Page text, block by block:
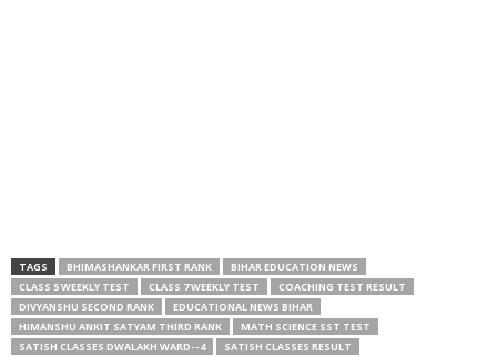
TAGS BHIMASHANKAR FIRST RANK
BIHAR EDUCATION NEWS
CLASS 5 WEEKLY TEST
CLASS 7 WEEKLY TEST
COACHING TEST RESULT
DIVYANSHU SECOND RANK
EDUCATIONAL NEWS BIHAR
HIMANSHU ANKIT SATYAM THIRD RANK
MATH SCIENCE SST TEST
SATISH CLASSES DWALAKH WARD--4
SATISH CLASSES RESULT